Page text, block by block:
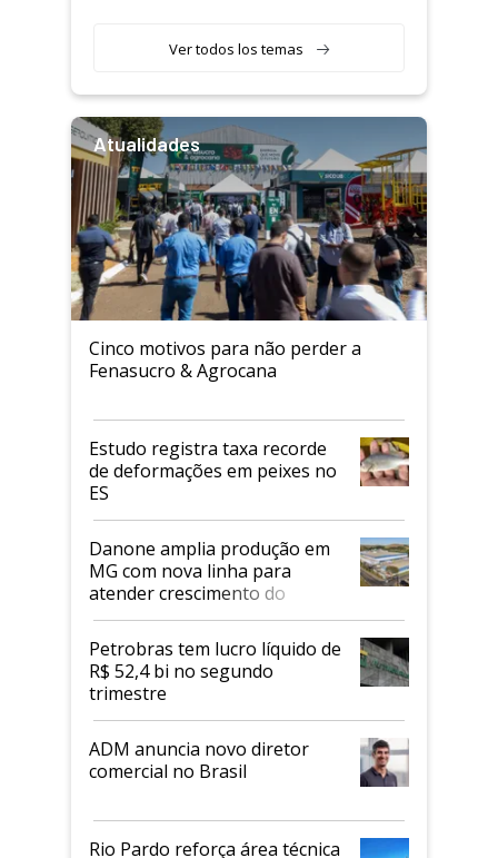
Ver todos los temas
Atualidades
Cinco motivos para não perder a
Fenasucro & Agrocana
Estudo registra taxa recorde
de deformações em peixes no
ES
Danone amplia produção em
MG com nova linha para
atender crescimento do
mercado de alimentos
proteicos
Petrobras tem lucro líquido de
R$ 52,4 bi no segundo
trimestre
ADM anuncia novo diretor
comercial no Brasil
Rio Pardo reforça área técnica